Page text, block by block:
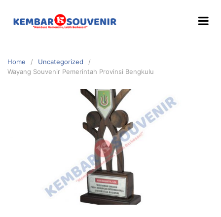
Home
Uncategorized
Wayang Souvenir Pemerintah Provinsi Bengkulu